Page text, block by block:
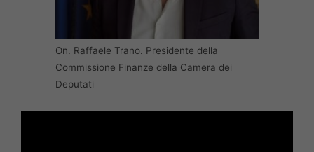
On. Raffaele Trano. Presidente della
Commissione Finanze della Camera dei
Deputati